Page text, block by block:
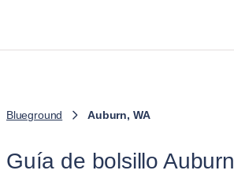
Blueground Auburn, WA
Guía de bolsillo Auburn